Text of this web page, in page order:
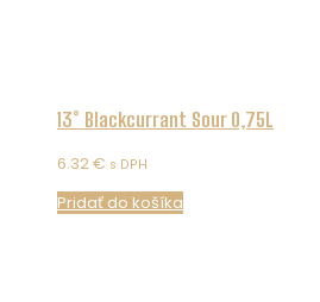
13° Blackcurrant Sour 0,75L
6.32€ s DPH
Pridať do košíka